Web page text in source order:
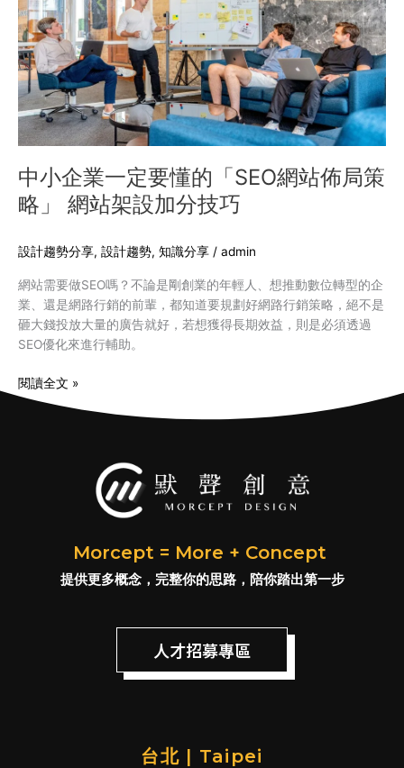
中小企業一定要懂的「SEO網站佈局策
略」 網站架設加分技巧
設計趨勢分享, 設計趨勢, 知識分享 / admin
網站需要做SEO嗎？不論是剛創業的年輕人、想推動數位轉型的企
業、還是網路行銷的前輩，都知道要規劃好網路行銷策略，絕不是
砸大錢投放大量的廣告就好，若想獲得長期效益，則是必須透過
SEO優化來進行輔助。
定
要
懂
的
「SEO
網
站
佈
局
策
略」
站
設
加
分
技
閱讀全文 »
Morcept = More + Concept
提供更多概念，完整你的思路，陪你踏出第一步
人才招募專區
台北 | Taipei